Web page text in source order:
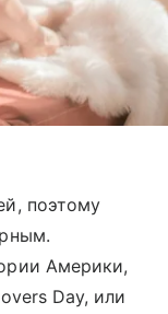
поэтому
Америки,
Day, или